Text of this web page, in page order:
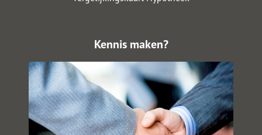
Kennis maken?